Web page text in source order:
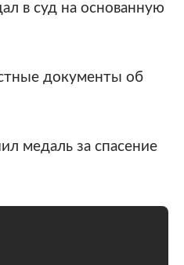
в суд на основанную
документы об
медаль за спасение